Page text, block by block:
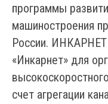
программы
машиностроения
России. ИНКАРНЕТ
«Инкарнет» для
счет агрегации